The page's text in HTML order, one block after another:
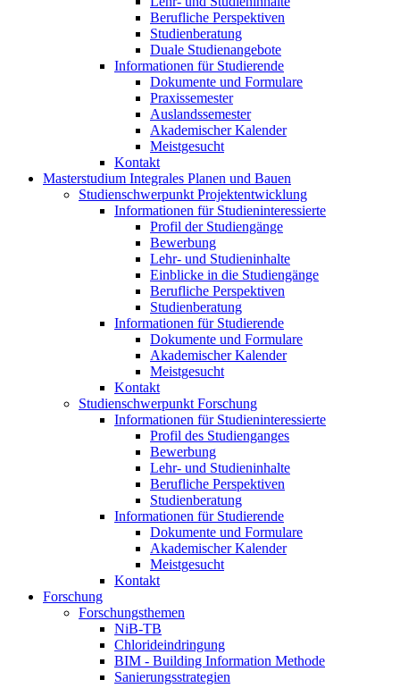
Berufliche Perspektiven
Studienberatung
Duale Studienangebote
Informationen für Studierende
Dokumente und Formulare
Praxissemester
Auslandssemester
Akademischer Kalender
Meistgesucht
Kontakt
Masterstudium Integrales Planen und Bauen
Studienschwerpunkt Projektentwicklung
Informationen für Studieninteressierte
Profil der Studiengänge
Bewerbung
Lehr- und Studieninhalte
Einblicke in die Studiengänge
Berufliche Perspektiven
Studienberatung
Informationen für Studierende
Dokumente und Formulare
Akademischer Kalender
Meistgesucht
Kontakt
Studienschwerpunkt Forschung
Informationen für Studieninteressierte
Profil des Studienganges
Bewerbung
Lehr- und Studieninhalte
Berufliche Perspektiven
Studienberatung
Informationen für Studierende
Dokumente und Formulare
Akademischer Kalender
Meistgesucht
Kontakt
Forschung
Forschungsthemen
NiB-TB
Chlorideindringung
BIM - Building Information Methode
Sanierungsstrategien